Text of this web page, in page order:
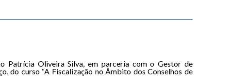
Patrícia Oliveira Silva, em parceria com o Gestor de
do curso “A Fiscalização no Âmbito dos Conselhos de